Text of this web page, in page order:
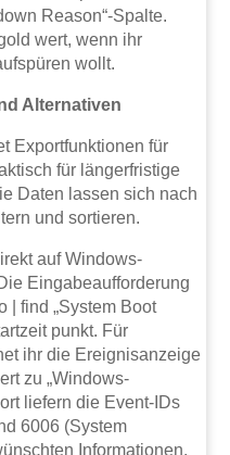
Reason“-Spalte.
wert, wenn ihr
wollt.
Alternativen
Exportfunktionen für
für längerfristige
Daten lassen sich nach
und sortieren.
auf Windows-
Eingabeaufforderung
| find „System Boot
punkt. Für
ihr die Ereignisanzeige
zu „Windows-
liefern die Event-IDs
6006 (System
Informationen.